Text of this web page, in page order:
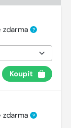
?
Koupit
?